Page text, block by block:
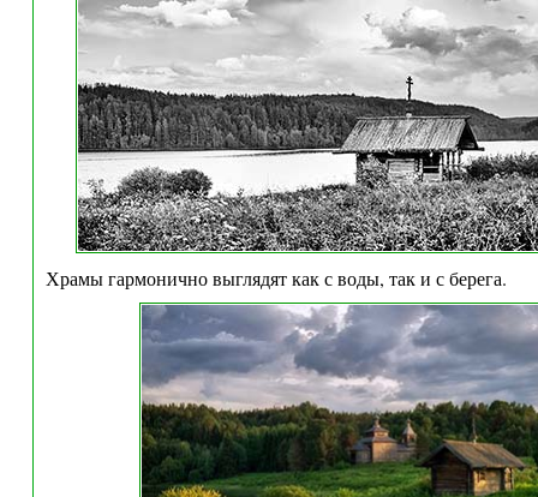
Храмы гармонично выглядят как с воды, так и с берега.